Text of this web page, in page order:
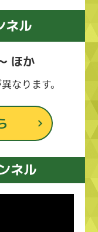
ネル
ほか
なります。
ネル